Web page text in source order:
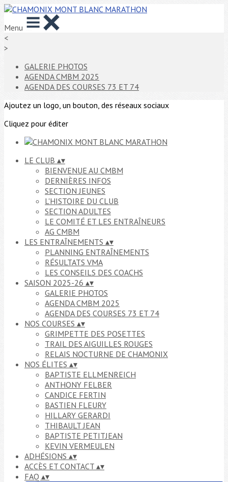
Menu
<
>
GALERIE PHOTOS
AGENDA CMBM 2025
AGENDA DES COURSES 73 ET 74
Ajoutez un logo, un bouton, des réseaux sociaux
Cliquez pour éditer
LE CLUB ▴▾
BIENVENUE AU CMBM
DERNIÈRES INFOS
SECTION JEUNES
L'HISTOIRE DU CLUB
SECTION ADULTES
LE COMITÉ ET LES ENTRAÎNEURS
AG CMBM
LES ENTRAÎNEMENTS ▴▾
PLANNING ENTRAÎNEMENTS
RÉSULTATS VMA
LES CONSEILS DES COACHS
SAISON 2025-26 ▴▾
GALERIE PHOTOS
AGENDA CMBM 2025
AGENDA DES COURSES 73 ET 74
NOS COURSES ▴▾
GRIMPETTE DES POSETTES
TRAIL DES AIGUILLES ROUGES
RELAIS NOCTURNE DE CHAMONIX
NOS ÉLITES ▴▾
BAPTISTE ELLMENREICH
ANTHONY FELBER
CANDICE FERTIN
BASTIEN FLEURY
HILLARY GERARDI
THIBAULT JEAN
BAPTISTE PETITJEAN
KEVIN VERMEULEN
ADHÉSIONS ▴▾
ACCÈS ET CONTACT ▴▾
FAQ ▴▾